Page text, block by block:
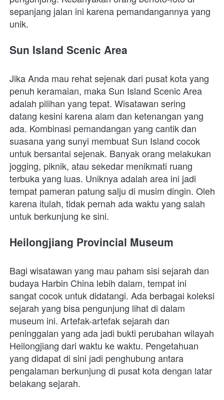
sepanjang jalan ini karena pemandangannya yang
unik.
Sun Island Scenic Area
Jika Anda mau rehat sejenak dari pusat kota yang
penuh keramaian, maka Sun Island Scenic Area
adalah pilihan yang tepat. Wisatawan sering
datang kesini karena alam dan ketenangan yang
ada. Kombinasi pemandangan yang cantik dan
suasana yang sunyi membuat Sun Island cocok
untuk bersantai sejenak. Banyak orang melakukan
jogging, piknik, atau sekedar menikmati ruang
terbuka yang luas. Uniknya adalah area ini jadi
tempat pameran patung salju di musim dingin. Oleh
karena itulah, tidak pernah ada waktu yang salah
untuk berkunjung ke sini.
Heilongjiang Provincial Museum
Bagi wisatawan yang mau paham sisi sejarah dan
budaya Harbin China lebih dalam, tempat ini
sangat cocok untuk didatangi. Ada berbagai koleksi
sejarah yang bisa pengunjung lihat di dalam
museum ini. Artefak-artefak sejarah dan
peninggalan yang ada jadi bukti perubahan wilayah
Heilongjiang dari waktu ke waktu. Pengetahuan
yang didapat di sini jadi penghubung antara
pengalaman berkunjung di pusat kota dengan latar
belakang sejarah.